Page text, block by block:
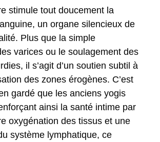
stimule tout doucement la
un organe silencieux de
Plus que la simple
varices ou le soulagement des
il s’agit d’un soutien subtil à
des zones érogènes. C’est
gardé que les anciens yogis
ainsi la santé intime par
oxygénation des tissus et une
système lymphatique, ce